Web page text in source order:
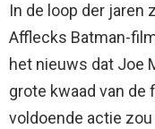
In de loop der jaren
Afflecks Batman-
het nieuws dat Joe
grote kwaad van de
voldoende actie